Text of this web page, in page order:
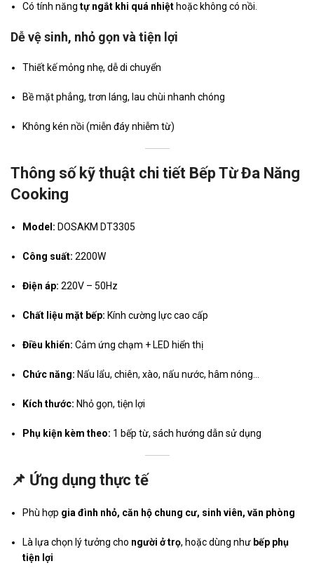
Có tính năng tự ngắt khi quá nhiệt hoặc không có nồi.
Dễ vệ sinh, nhỏ gọn và tiện lợi
Thiết kế mỏng nhẹ, dễ di chuyển
Bề mặt phẳng, trơn láng, lau chùi nhanh chóng
Không kén nồi (miễn đáy nhiễm từ)
Thông số kỹ thuật chi tiết Bếp Từ Đa Năng
Cooking
Model: DOSAKM DT3305
Công suất: 2200W
Điện áp: 220V – 50Hz
Chất liệu mặt bếp: Kính cường lực cao cấp
Điều khiển: Cảm ứng chạm + LED hiển thị
Chức năng: Nấu lẩu, chiên, xào, nấu nước, hâm nóng…
Kích thước: Nhỏ gọn, tiện lợi
Phụ kiện kèm theo: 1 bếp từ, sách hướng dẫn sử dụng
📌 Ứng dụng thực tế
Phù hợp gia đình nhỏ, căn hộ chung cư, sinh viên, văn phòng
Là lựa chọn lý tưởng cho người ở trọ, hoặc dùng như bếp phụ
tiện lợi